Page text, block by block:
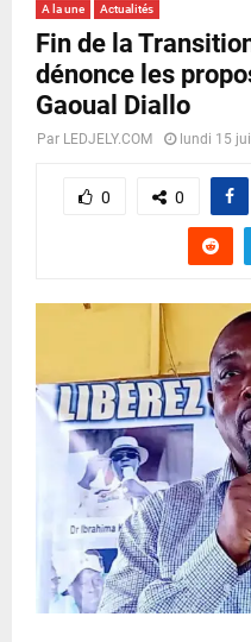
U
A la une Actualités
Fin de la
dénonce les
Gaoual Diallo
Par LEDJELY.COM lundi 15
0 0